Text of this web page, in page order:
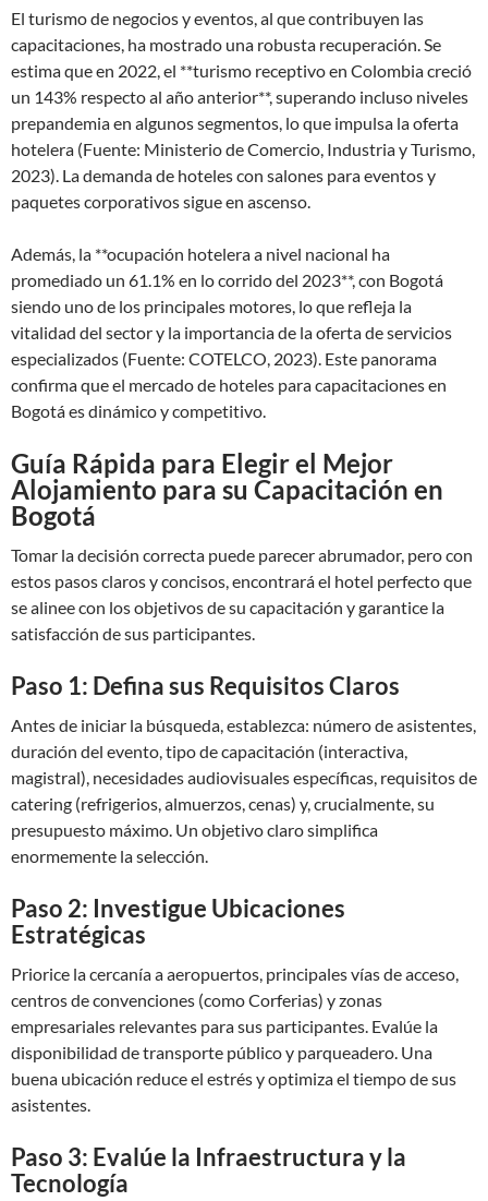
El turismo de negocios y eventos, al que contribuyen las
capacitaciones, ha mostrado una robusta recuperación. Se
estima que en 2022, el **turismo receptivo en Colombia creció
un 143% respecto al año anterior**, superando incluso niveles
prepandemia en algunos segmentos, lo que impulsa la oferta
hotelera (Fuente: Ministerio de Comercio, Industria y Turismo,
2023). La demanda de hoteles con salones para eventos y
paquetes corporativos sigue en ascenso.
Además, la **ocupación hotelera a nivel nacional ha
promediado un 61.1% en lo corrido del 2023**, con Bogotá
siendo uno de los principales motores, lo que refleja la
vitalidad del sector y la importancia de la oferta de servicios
especializados (Fuente: COTELCO, 2023). Este panorama
confirma que el mercado de hoteles para capacitaciones en
Bogotá es dinámico y competitivo.
Guía Rápida para Elegir el Mejor
Alojamiento para su Capacitación en
Bogotá
Tomar la decisión correcta puede parecer abrumador, pero con
estos pasos claros y concisos, encontrará el hotel perfecto que
se alinee con los objetivos de su capacitación y garantice la
satisfacción de sus participantes.
Paso 1: Defina sus Requisitos Claros
Antes de iniciar la búsqueda, establezca: número de asistentes,
duración del evento, tipo de capacitación (interactiva,
magistral), necesidades audiovisuales específicas, requisitos de
catering (refrigerios, almuerzos, cenas) y, crucialmente, su
presupuesto máximo. Un objetivo claro simplifica
enormemente la selección.
Paso 2: Investigue Ubicaciones
Estratégicas
Priorice la cercanía a aeropuertos, principales vías de acceso,
centros de convenciones (como Corferias) y zonas
empresariales relevantes para sus participantes. Evalúe la
disponibilidad de transporte público y parqueadero. Una
buena ubicación reduce el estrés y optimiza el tiempo de sus
asistentes.
Paso 3: Evalúe la Infraestructura y la
Tecnología